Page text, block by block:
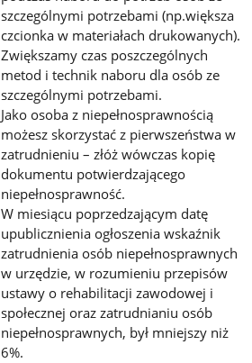
szczególnymi potrzebami (np.większa
czcionka w materiałach drukowanych).
Zwiększamy czas poszczególnych
metod i technik naboru dla osób ze
szczególnymi potrzebami.
Jako osoba z niepełnosprawnością
możesz skorzystać z pierwszeństwa w
zatrudnieniu – złóż wówczas kopię
dokumentu potwierdzającego
niepełnosprawność.
W miesiącu poprzedzającym datę
upublicznienia ogłoszenia wskaźnik
zatrudnienia osób niepełnosprawnych
w urzędzie, w rozumieniu przepisów
ustawy o rehabilitacji zawodowej i
społecznej oraz zatrudnianiu osób
niepełnosprawnych, był mniejszy niż
6%.